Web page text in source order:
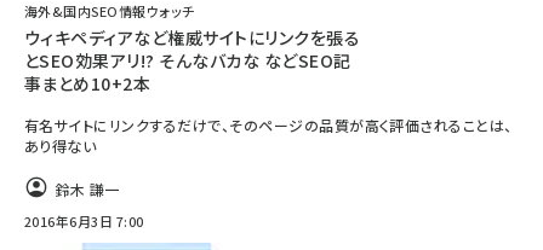
海外&国内SEO情報ウォッチ
ウィキペディアなど権威サイトにリンクを張る
とSEO効果アリ!? そんなバカな などSEO記
事まとめ10+2本
有名サイトにリンクするだけで、そのページの品質が高く評価されることは、
あり得ない
鈴木 謙一
2016年6月3日 7:00